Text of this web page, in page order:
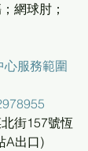
網球肘；
心服務範圍
街157號恆
A出口)